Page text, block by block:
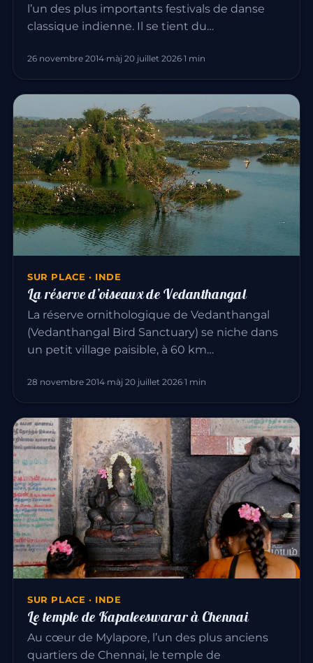
l’un des plus importants festivals de danse
classique indienne. Il se tient du…
26 novembre 2014·màj 20 juillet 2026·1 min
SUR PLACE · INDE
La réserve d’oiseaux de Vedanthangal
La réserve ornithologique de Vedanthangal
(Vedanthangal Bird Sanctuary) se niche dans
un petit village paisible, à 60 km…
28 novembre 2014·màj 20 juillet 2026·1 min
SUR PLACE · INDE
Le temple de Kapaleeswarar à Chennai
Au cœur de Mylapore, l’un des plus anciens
quartiers de Chennai, le temple de